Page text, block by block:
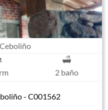
2 baño
- C001562